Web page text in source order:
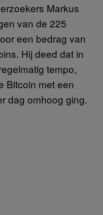
Markus
van de 225
een bedrag van
Hij deed dat in
tempo,
Bitcoin met een
dag omhoog ging.